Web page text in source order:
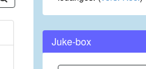
Juke-box